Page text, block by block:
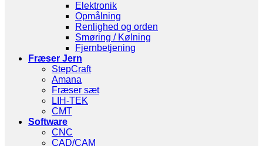
Elektronik
Opmålning
Renlighed og orden
Smøring / Kølning
Fjernbetjening
Fræser Jern
StepCraft
Amana
Fræser sæt
LIH-TEK
CMT
Software
CNC
CAD/CAM